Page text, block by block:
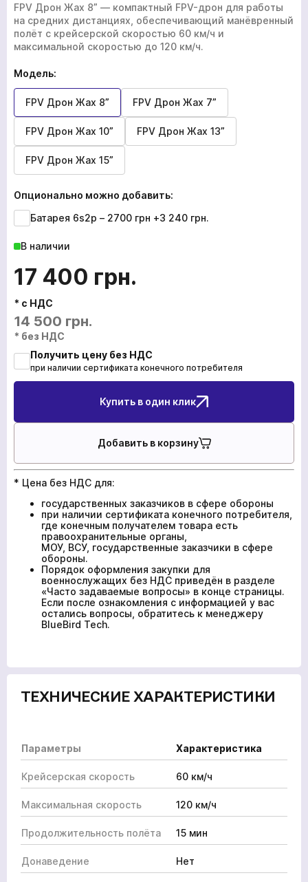
FPV Дрон Жах 8” — компактный FPV-дрон для работы
на средних дистанциях, обеспечивающий манёвренный
полёт с крейсерской скоростью 60 км/ч и
максимальной скоростью до 120 км/ч.
Модель:
FPV Дрон Жах 8” FPV Дрон Жах 7”
FPV Дрон Жах 10” FPV Дрон Жах 13”
FPV Дрон Жах 15”
Опционально можно добавить:
Батарея 6s2p – 2700 грн +3 240 грн.
В наличии
17 400 грн.
* с НДС
14 500 грн.
* без НДС
Получить цену без НДС
при наличии сертификата конечного потребителя
Купить в один клик
Добавить в корзину
* Цена без НДС для:
государственных заказчиков в сфере обороны
при наличии сертификата конечного потребителя,
где конечным получателем товара есть
правоохранительные органы,
МОУ, ВСУ, государственные заказчики в сфере
обороны.
Порядок оформления закупки для
военнослужащих без НДС приведён в разделе
«Часто задаваемые вопросы» в конце страницы.
Если после ознакомления с информацией у вас
остались вопросы, обратитесь к менеджеру
BlueBird Tech.
ТЕХНИЧЕСКИЕ ХАРАКТЕРИСТИКИ
Параметры Характеристика
Крейсерская скорость 60 км/ч
Максимальная скорость 120 км/ч
Продолжительность полёта 15 мин
Донаведение Нет